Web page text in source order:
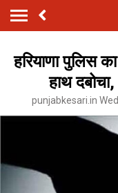
हरियाणा पुलिस
हाथ
punjabkesari.in